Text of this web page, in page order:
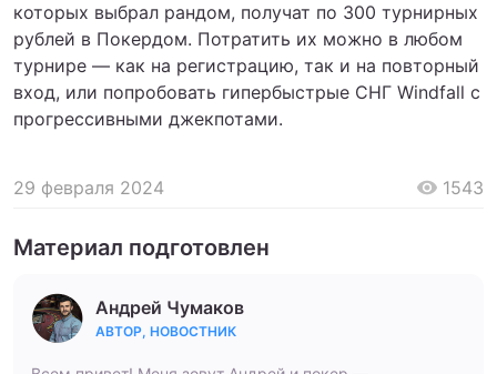
которых выбрал рандом, получат по 300 турнирных
рублей в Покердом. Потратить их можно в любом
турнире — как на регистрацию, так и на повторный
вход, или попробовать гипербыстрые СНГ Windfall с
прогрессивными джекпотами.
29 февраля 2024 1543
Материал подготовлен
Андрей Чумаков
АВТОР, НОВОСТНИК